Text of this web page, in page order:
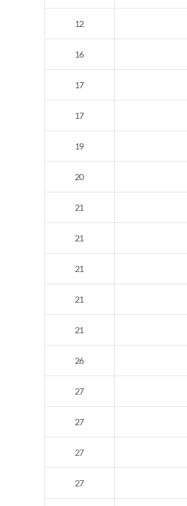
12
16
17
17
19
20
21
21
21
21
21
26
27
27
27
27